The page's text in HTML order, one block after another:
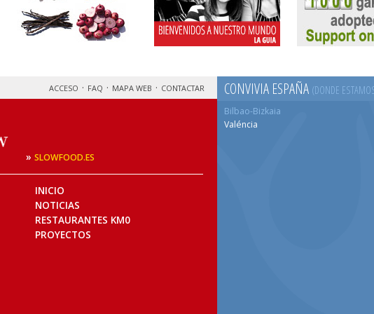
ACCESO FAQ MAPA WEB CONTACTAR
» SLOWFOOD.ES
INICIO
NOTICIAS
RESTAURANTES KM0
PROYECTOS
CONVIVIA ESPAÑA (DONDE
Bilbao-Bizkaia
Valéncia